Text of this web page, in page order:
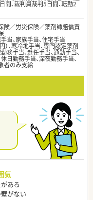
間、裁判員裁判5日間、転勤2
険／労災保険／薬剤師賠償責
当、家族手当、住宅手当
）、寒冷地手当、専門認定薬剤
務手当、赴任手当、通勤手当、
日勤務手当、深夜勤務手当、
者のみ支給
気
ある
がない